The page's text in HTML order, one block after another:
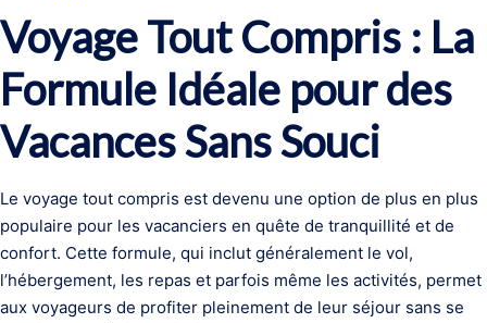
Voyage Tout Compris : La
Formule Idéale pour des
Vacances Sans Souci
Le voyage tout compris est devenu une option de plus en plus
populaire pour les vacanciers en quête de tranquillité et de
confort. Cette formule, qui inclut généralement le vol,
l’hébergement, les repas et parfois même les activités, permet
aux voyageurs de profiter pleinement de leur séjour sans se